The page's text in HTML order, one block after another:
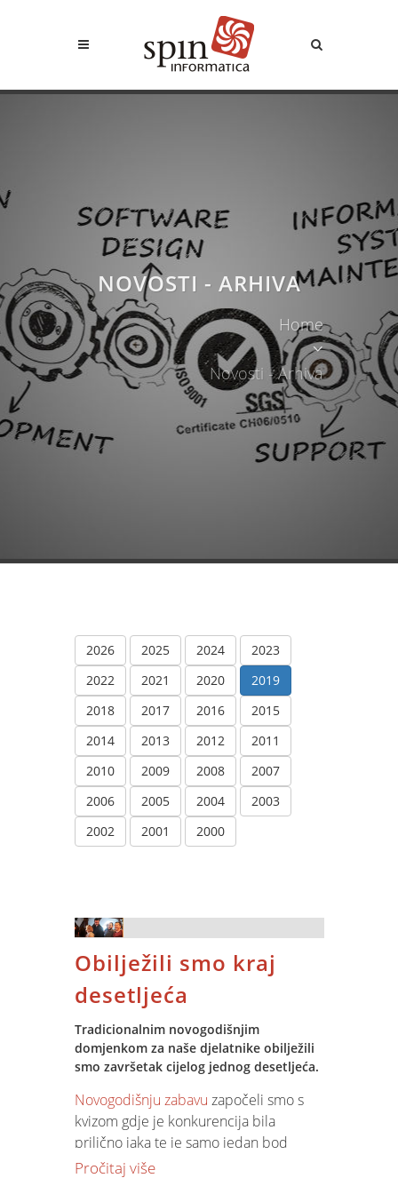
NOVOSTI - ARHIVA
Home
Novosti - Arhiva
2026 2025 2024
2023
2022
2021 2020
2019
2018
2017 2016
2015
2014
2013 2012
2011
2010
2009 2008
2007
2006
2005 2004
2003
2002
2001 2000
Obilježili smo kraj
desetljeća
Tradicionalnim novogodišnjim
domjenkom za naše djelatnike obilježili
smo završetak cijelog jednog desetljeća.
Novogodišnju zabavu započeli smo s
kvizom gdje je konkurencija bila
prilično jaka te je samo jedan bod
odlučio o konačnom pobjedniku, a
Pročitaj više